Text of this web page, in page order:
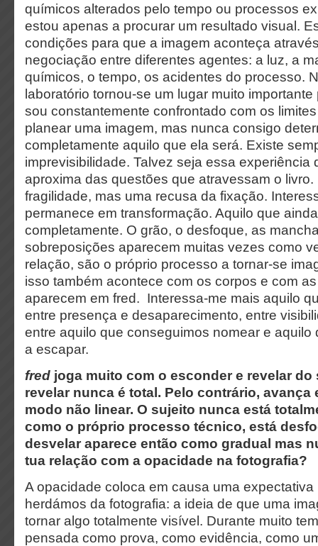
químicos alterados pelo tempo ou processos
estou apenas a procurar um resultado visual.
condições para que a imagem aconteça
negociação entre diferentes agentes: a luz, a
químicos, o tempo, os acidentes do processo.
laboratório tornou-se um lugar muito
sou constantemente confrontado com os
planear uma imagem, mas nunca consigo
completamente aquilo que ela será. Existe
imprevisibilidade. Talvez seja essa experiência
aproxima das questões que atravessam o
fragilidade, mas uma recusa da fixação.
permanece em transformação. Aquilo que
completamente. O grão, o desfoque, as
sobreposições aparecem muitas vezes como
relação, são o próprio processo a tornar-se
isso também acontece com os corpos e com
aparecem em fred. Interessa-me mais aquilo
entre presença e desaparecimento, entre
entre aquilo que conseguimos nomear e aquilo
a escapar.
fred joga muito com o esconder e revelar do
revelar nunca é total. Pelo contrário, avança
modo não linear. O sujeito nunca está
como o próprio processo técnico, está
desvelar aparece então como gradual mas
tua relação com a opacidade na fotografia?
A opacidade coloca em causa uma expectativa
herdámos da fotografia: a ideia de que uma
tornar algo totalmente visível. Durante muito
pensada como prova, como evidência, como